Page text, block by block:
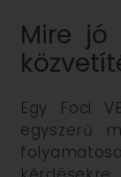
Mire jó
Egy Foci
egyszerű